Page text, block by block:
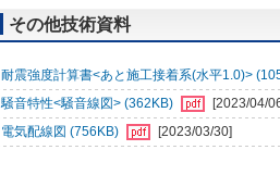
その他技術資料
耐震強度計算書<あと施工接着系(水平1.0)>
騒音特性<騒音線図> (362KB)
[2023/04/
電気配線図 (756KB)
[2023/03/30]